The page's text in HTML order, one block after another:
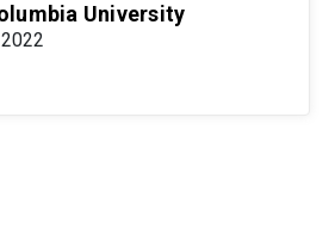
University